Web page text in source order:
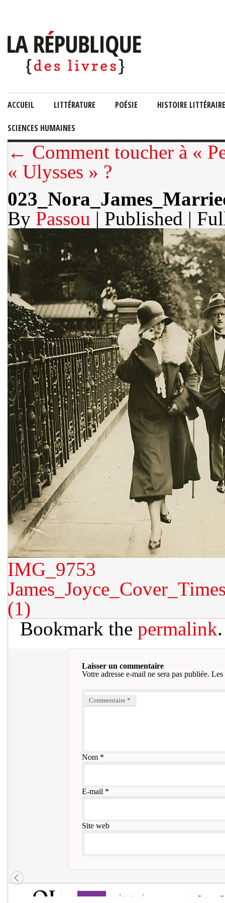
ACCUEIL LITTÉRATURE POÉSIE HISTOIRE LITTÉRAIRE
SCIENCES HUMAINES
← Comment toucher à «
« Ulysses » ?
By Passou | Published |
IMG_9753
(1)
Bookmark the permalink.
Laisser un commentaire
Votre adresse e-mail ne sera pas publiée. Les
Commentaire *
Nom*
E-mail *
Site web